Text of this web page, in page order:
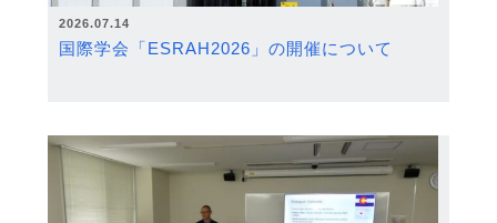
2026.07.14
国際学会「ESRAH2026」の開催について